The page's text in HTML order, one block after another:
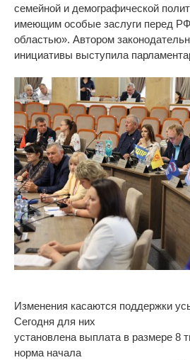
семейной и демографической
имеющим особые заслуги перед РФ
областью». Автором
инициативы выступила
Изменения касаются поддержки
Сегодня для них
установлена выплата в размере 8
норма начала